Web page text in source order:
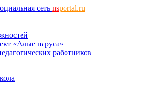
сеть nsportal.ru
«Алые паруса»
работников